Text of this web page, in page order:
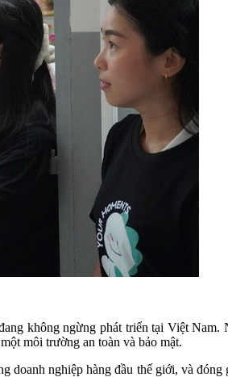
không ngừng phát triển tại Việt
môi trường an toàn và bảo mật.
doanh nghiệp hàng đầu thế giới, và